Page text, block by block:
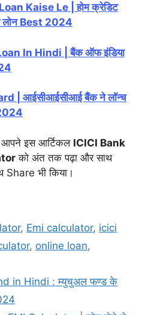
Kaise Le | होम क्रेडिट
लोन Best 2024
In Hindi | बैंक ऑफ इंडिया
| आईसीआईसीआई बैंक ने लॉन्च
आपने इस आर्टिकल ICICI Bank
को अंत तक पढ़ा और साथ
Share भी किया।
, Emi calculator, icici
, online loan,
in Hindi : म्युचुअल फण्ड के